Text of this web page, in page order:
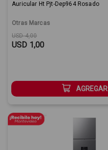
Auricular Ht Pjt-Dep964 Rosado
Otras Marcas
Original price:
USD 4,00
Sale Price:
USD 1,00
AGREGAR